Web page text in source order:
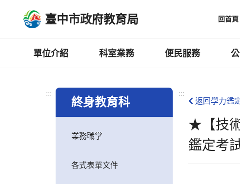
臺中市政府教育局 回首頁
單位介紹 科室業務 便民服務
:::
終身教育科
業務職掌
各式表單文件
:::
返回學力鑑
★【技
鑑定考